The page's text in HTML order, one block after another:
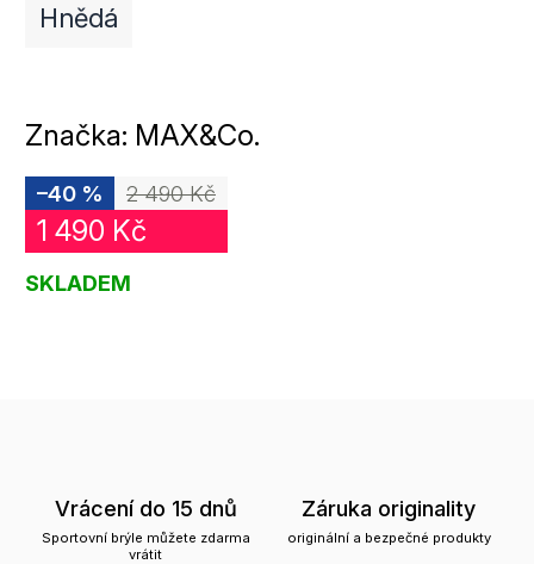
Hnědá
Značka: MAX&Co.
2 490 Kč
–40 %
1 490 Kč
SKLADEM
Vrácení do 15 dnů
Sportovní brýle můžete zdarma
vrátit
Záruka originality
originální a bezpečné produkty